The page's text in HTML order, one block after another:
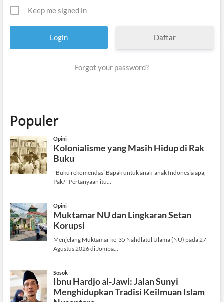
Keep me signed in
Daftar
Forgot your password?
Populer